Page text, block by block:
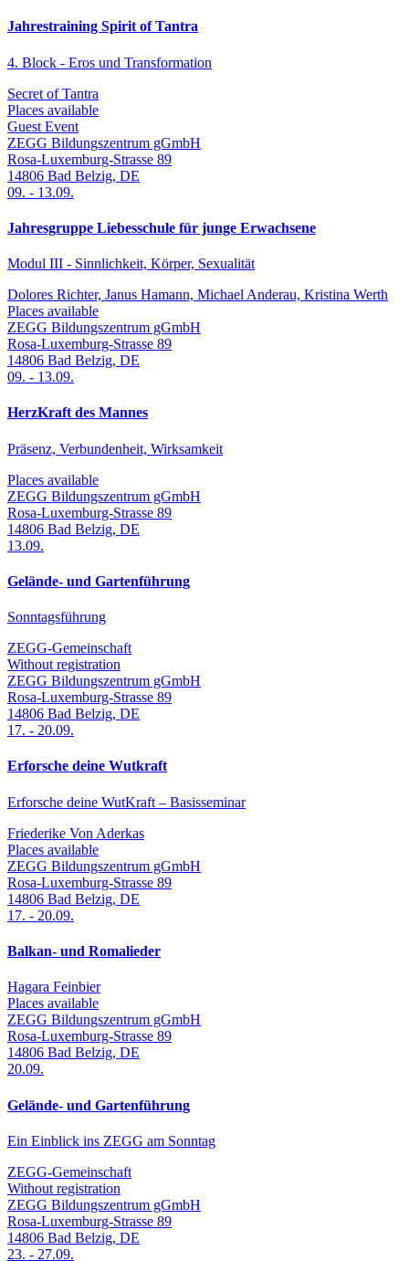
Jahrestraining Spirit of Tantra
4. Block - Eros und Transformation
Secret of Tantra
Places available
Guest Event
ZEGG Bildungszentrum gGmbH
Rosa-Luxemburg-Strasse 89
14806 Bad Belzig, DE
09. - 13.09.
Jahresgruppe Liebesschule für junge Erwachsene
Modul III - Sinnlichkeit, Körper, Sexualität
Dolores Richter, Janus Hamann, Michael Anderau, Kristina Werth
Places available
ZEGG Bildungszentrum gGmbH
Rosa-Luxemburg-Strasse 89
14806 Bad Belzig, DE
09. - 13.09.
HerzKraft des Mannes
Präsenz, Verbundenheit, Wirksamkeit
Places available
ZEGG Bildungszentrum gGmbH
Rosa-Luxemburg-Strasse 89
14806 Bad Belzig, DE
13.09.
Gelände- und Gartenführung
Sonntagsführung
ZEGG-Gemeinschaft
Without registration
ZEGG Bildungszentrum gGmbH
Rosa-Luxemburg-Strasse 89
14806 Bad Belzig, DE
17. - 20.09.
Erforsche deine Wutkraft
Erforsche deine WutKraft – Basisseminar
Friederike Von Aderkas
Places available
ZEGG Bildungszentrum gGmbH
Rosa-Luxemburg-Strasse 89
14806 Bad Belzig, DE
17. - 20.09.
Balkan- und Romalieder
Hagara Feinbier
Places available
ZEGG Bildungszentrum gGmbH
Rosa-Luxemburg-Strasse 89
14806 Bad Belzig, DE
20.09.
Gelände- und Gartenführung
Ein Einblick ins ZEGG am Sonntag
ZEGG-Gemeinschaft
Without registration
ZEGG Bildungszentrum gGmbH
Rosa-Luxemburg-Strasse 89
14806 Bad Belzig, DE
23. - 27.09.